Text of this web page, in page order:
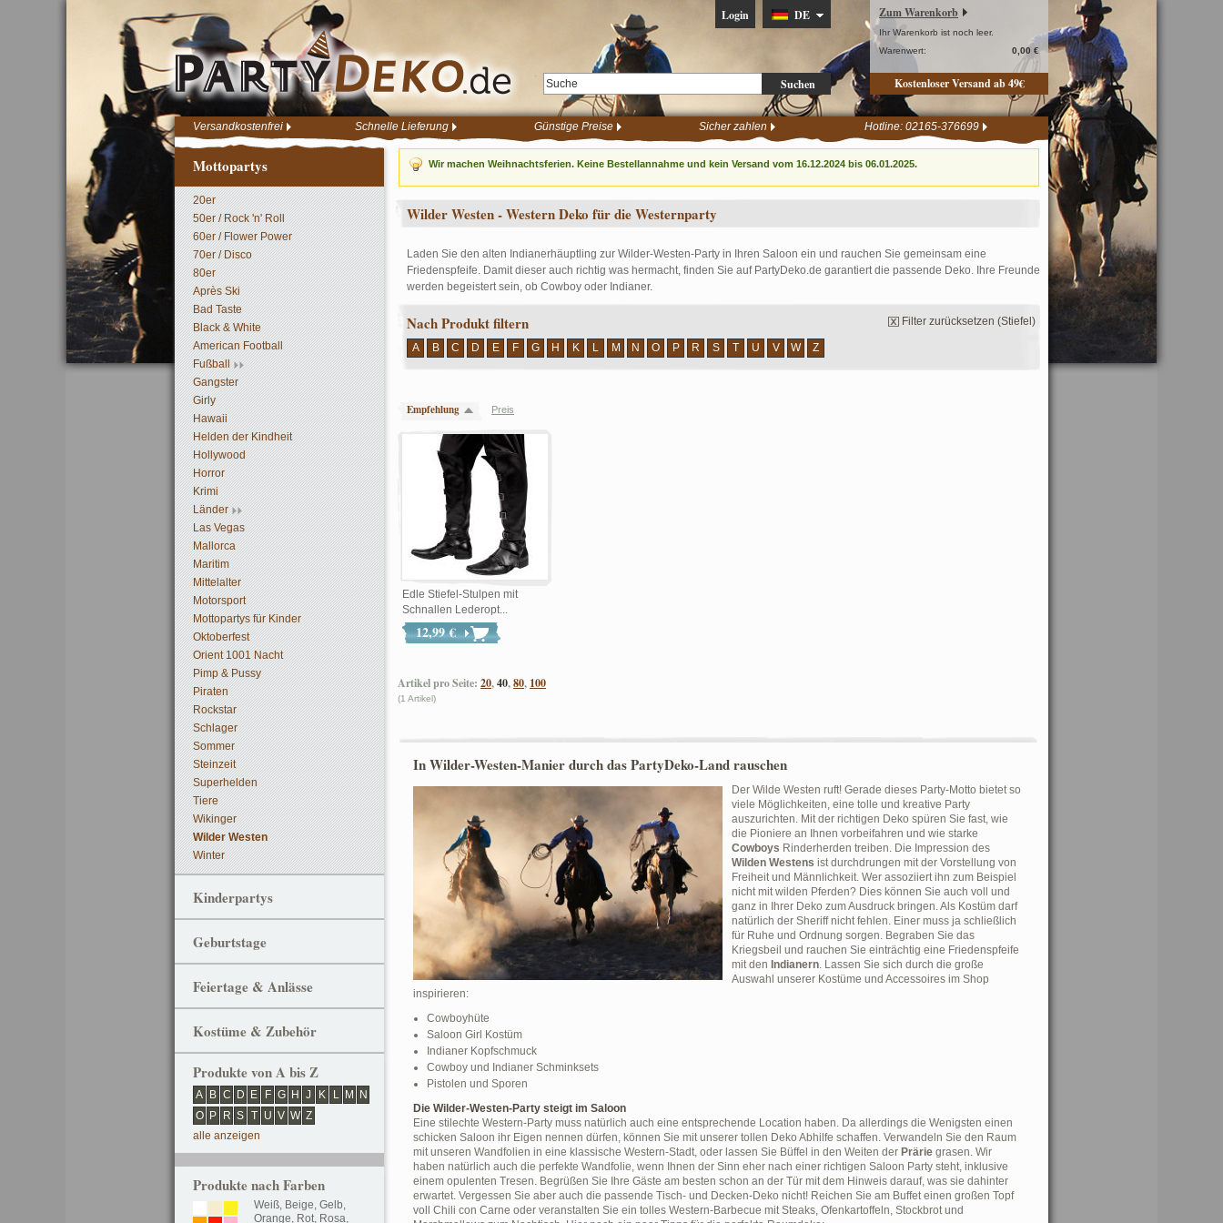
Suchen
Login DE Zum Warenkorb
Ihr Warenkorb ist noch leer.
Warenwert:
0,00 €
Kostenloser Versand ab 49€
Versandkostenfrei Schnelle Lieferung Günstige Preise Sicher zahlen Hotline: 02165-376699
Wir machen Weihnachtsferien. Keine Bestellannahme und kein Versand vom 16.12.2024 bis 06.01.2025.
Wilder Westen - Western Deko für die Westernparty
Laden Sie den alten Indianerhäuptling zur Wilder-Westen-Party in Ihren Saloon ein und rauchen Sie gemeinsam eine
Friedenspfeife. Damit dieser auch richtig was hermacht, finden Sie auf PartyDeko.de garantiert die passende Deko. Ihre Freunde
werden begeistert sein, ob Cowboy oder Indianer.
Nach Produkt filtern
A B C D E F G H K L M N O P R S T U V W Z
Filter zurücksetzen (Stiefel)
Empfehlung Preis
Edle Stiefel-Stulpen mit
Schnallen Lederopt...
12,99 €
Artikel pro Seite: 20,40,80, 100
(1 Artikel)
In Wilder-Westen-Manier durch das PartyDeko-Land rauschen
Der Wilde Westen ruft! Gerade dieses Party-Motto bietet so
viele Möglichkeiten, eine tolle und kreative Party
auszurichten. Mit der richtigen Deko spüren Sie fast, wie
die Pioniere an Ihnen vorbeifahren und wie starke
Cowboys Rinderherden treiben. Die Impression des
Wilden Westens ist durchdrungen mit der Vorstellung von
Freiheit und Männlichkeit. Wer assoziiert ihn zum Beispiel
nicht mit wilden Pferden? Dies können Sie auch voll und
ganz in Ihrer Deko zum Ausdruck bringen. Als Kostüm darf
natürlich der Sheriff nicht fehlen. Einer muss ja schließlich
für Ruhe und Ordnung sorgen. Begraben Sie das
Kriegsbeil und rauchen Sie einträchtig eine Friedenspfeife
mit den Indianern. Lassen Sie sich durch die große
Auswahl unserer Kostüme und Accessoires im Shop
inspirieren:
Cowboyhüte
Saloon Girl Kostüm
Indianer Kopfschmuck
Cowboy und Indianer Schminksets
Pistolen und Sporen
Die Wilder-Westen-Party steigt im Saloon
Eine stilechte Western-Party muss natürlich auch eine entsprechende Location haben. Da allerdings die Wenigsten einen
schicken Saloon ihr Eigen nennen dürfen, können Sie mit unserer tollen Deko Abhilfe schaffen. Verwandeln Sie den Raum
mit unseren Wandfolien in eine klassische Western-Stadt, oder lassen Sie Büffel in den Weiten der Prärie grasen. Wir
haben natürlich auch die perfekte Wandfolie, wenn Ihnen der Sinn eher nach einer richtigen Saloon Party steht, inklusive
einem opulenten Tresen. Begrüßen Sie Ihre Gäste am besten schon an der Tür mit dem Hinweis darauf, was sie dahinter
erwartet. Vergessen Sie aber auch die passende Tisch- und Decken-Deko nicht! Reichen Sie am Buffet einen großen Topf
voll Chili con Carne oder veranstalten Sie ein tolles Western-Barbecue mit Steaks, Ofenkartoffeln, Stockbrot und
Mottopartys
20er
50er / Rock 'n' Roll
60er / Flower Power
70er / Disco
80er
Après Ski
Bad Taste
Black & White
American Football
Fußball
Gangster
Girly
Hawaii
Helden der Kindheit
Hollywood
Horror
Krimi
Länder
Las Vegas
Mallorca
Maritim
Mittelalter
Motorsport
Mottopartys für Kinder
Oktoberfest
Orient 1001 Nacht
Pimp & Pussy
Piraten
Rockstar
Schlager
Sommer
Steinzeit
Superhelden
Tiere
Wikinger
Wilder Westen
Winter
Kinderpartys
Geburtstage
Feiertage & Anlässe
Kostüme & Zubehör
Produkte von A bis Z
A B C D E F G H J K L M
N
O
P R S T U V W Z
alle anzeigen
Produkte nach Farben
Weiß, Beige, Gelb,
Orange, Rot, Rosa,